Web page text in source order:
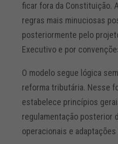
ficar fora da Constituição.
regras mais minuciosas
posteriormente pelo
Executivo e por
O modelo segue lógica
reforma tributária. Nesse
estabelece princípios
regulamentação posterior
operacionais e